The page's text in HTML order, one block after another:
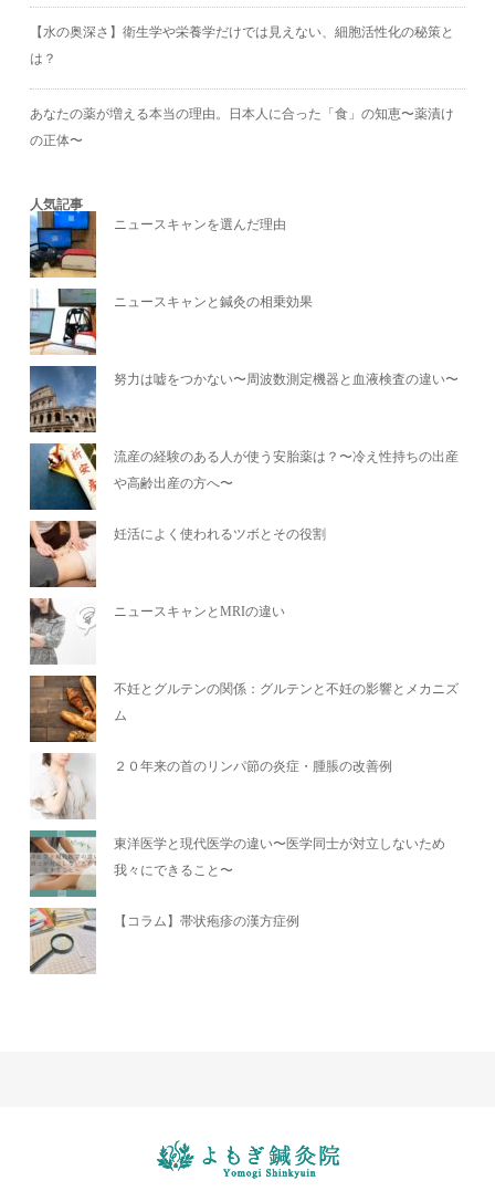
【水の奥深さ】衛生学や栄養学だけでは見えない、細胞活性化の秘策と
は？
あなたの薬が増える本当の理由。日本人に合った「食」の知恵〜薬漬け
の正体〜
人気記事
ニュースキャンを選んだ理由
ニュースキャンと鍼灸の相乗効果
努力は嘘をつかない〜周波数測定機器と血液検査の違い〜
流産の経験のある人が使う安胎薬は？〜冷え性持ちの出産
や高齢出産の方へ〜
妊活によく使われるツボとその役割
ニュースキャンとMRIの違い
不妊とグルテンの関係：グルテンと不妊の影響とメカニズ
ム
２０年来の首のリンパ節の炎症・腫脹の改善例
東洋医学と現代医学の違い〜医学同士が対立しないため
我々にできること〜
【コラム】帯状疱疹の漢方症例